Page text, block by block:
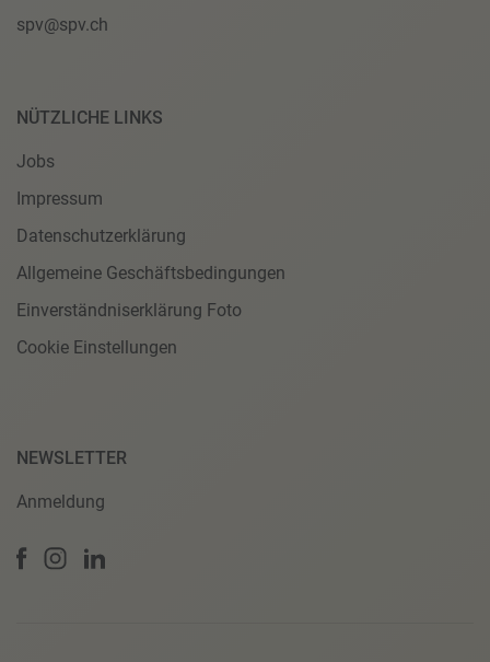
spv@spv.ch
NÜTZLICHE LINKS
Jobs
Impressum
Datenschutzerklärung
Allgemeine Geschäftsbedingungen
Einverständniserklärung Foto
Cookie Einstellungen
NEWSLETTER
Anmeldung